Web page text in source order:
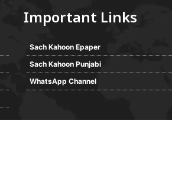
Important Links
Sach Kahoon Epaper
Sach Kahoon Punjabi
WhatsApp Channel